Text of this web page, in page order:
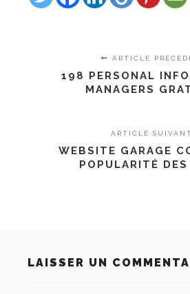
ARTICLE
198 PERSONAL
MANAGERS
ARTICLE
WEBSITE GARAGE
POPULARITÉ
LAISSER UN